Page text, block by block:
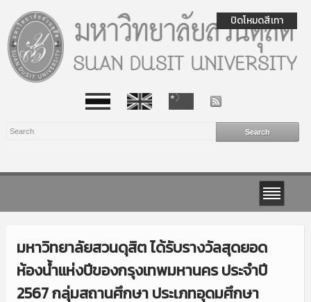
มหาวิทยาลัยสวนดุสิต ได้รับรางวัลสุดยอด
ห้องน้ำแห่งปีของกรุงเทพมหานคร ประจำปี
2567 กลุ่มสถานศึกษา ประเภทอุดมศึกษา
ปิดโหมดสีเทา